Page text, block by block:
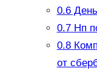
0.6
0.7Нп
0.8
от